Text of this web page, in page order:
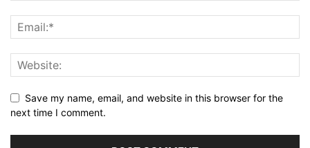
Save my name, email, and website in this browser for the
next time I comment.